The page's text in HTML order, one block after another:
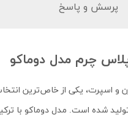
پرسش و پاسخ
شده است. مدل دوماکو با